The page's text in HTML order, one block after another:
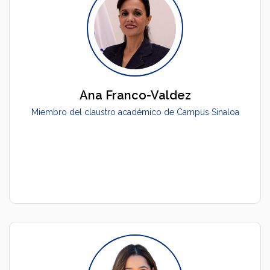
Ana Franco-Valdez
Miembro del claustro académico de Campus Sinaloa